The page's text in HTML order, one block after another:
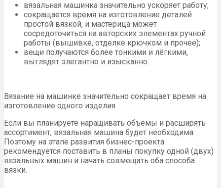
вязальная машинка значительно ускоряет работу;
сокращается время на изготовление деталей
простой вязкой, и мастерица может
сосредоточиться на авторских элементах ручной
работы (вышивке, отделке крючком и прочее);
вещи получаются более тонкими и лёгкими,
выглядят элегантно и изысканно.
Вязание на машинке значительно сокращает время на
изготовление одного изделия
Если вы планируете наращивать объёмы и расширять
ассортимент, вязальная машина будет необходима.
Поэтому на этапе развития бизнес-проекта
рекомендуется поставить в планы покупку одной (двух)
вязальных машин и начать совмещать оба способа
вязки.